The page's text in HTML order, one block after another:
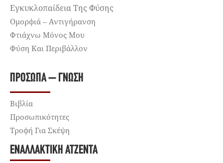
Εγκυκλοπαίδεια Της Φύσης
Ομορφιά – Αντιγήρανση
Φτιάχνω Μόνος Μου
Φύση Και Περιβάλλον
ΠΡΌΣΩΠΑ – ΓΝΏΣΗ
Βιβλία
Προσωπικότητες
Τροφή Για Σκέψη
ΕΝΑΛΛΑΚΤΙΚΉ ΑΤΖΈΝΤΑ